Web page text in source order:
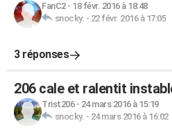
FanC2- 18 févr. 2016 à 18:48
snocky. - 22 févr. 2016 à 17:05
3 réponses
206 cale et ralentit
Trist206- 24 mars 2016 à 15:19
snocky. - 24 mars 2016 à 16:02